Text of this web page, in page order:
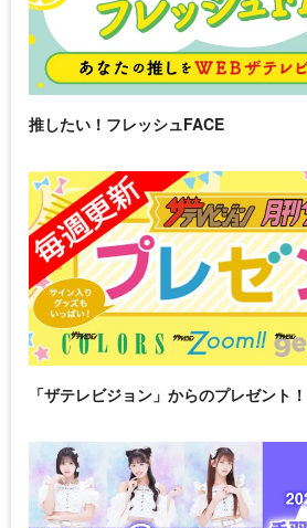
推したい！フレッシュFACE
「ザテレビジョン」からのプレゼント！